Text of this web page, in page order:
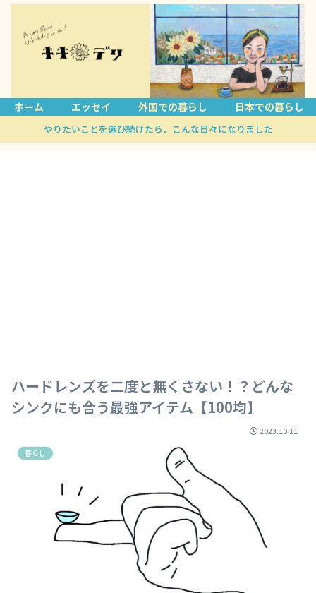
ホーム エッセイ 外国での暮らし 日本での暮らし
やりたいことを選び続けたら、こんな日々になりました
ハードレンズを二度と無くさない！？どんな
シンクにも合う最強アイテム【100均】
2023.10.11
暮らし